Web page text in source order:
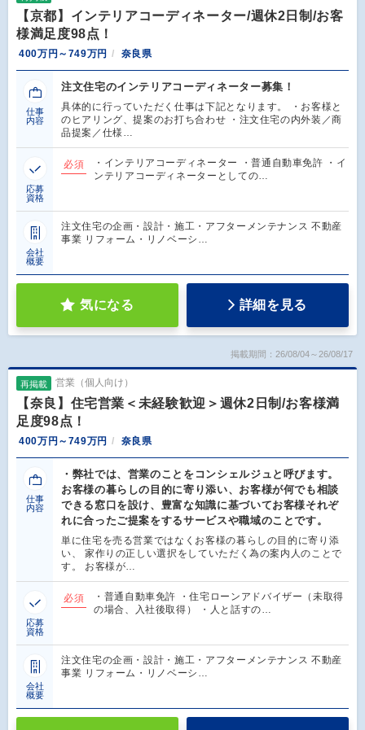
【京都】インテリアコーディネーター/週休2日制/お客
様満足度98点！
400万円～749万円 奈良県
仕事
内容
注文住宅のインテリアコーディネーター募集！
具体的に行っていただく仕事は下記となります。 ・お客様と
のヒアリング、提案のお打ち合わせ ・注文住宅の内外装／商
品提案／仕様…
応募
資格
必須
・インテリアコーディネーター ・普通自動車免許 ・イ
ンテリアコーディネーターとしての…
会社
概要
注文住宅の企画・設計・施工・アフターメンテナンス 不動産
事業 リフォーム・リノベーシ…
気になる 詳細を見る
掲載期間：26/08/04～26/08/17
再掲載 営業（個人向け）
【奈良】住宅営業＜未経験歓迎＞週休2日制/お客様満
足度98点！
400万円～749万円 奈良県
仕事
内容
・弊社では、営業のことをコンシェルジュと呼びます。
お客様の暮らしの目的に寄り添い、お客様が何でも相談
できる窓口を設け、豊富な知識に基づいてお客様それぞ
れに合ったご提案をするサービスや職域のことです。
単に住宅を売る営業ではなくお客様の暮らしの目的に寄り添
い、 家作りの正しい選択をしていただく為の案内人のことで
す。 お客様が…
応募
資格
必須
・普通自動車免許 ・住宅ローンアドバイザー（未取得
の場合、入社後取得） ・人と話すの…
会社
概要
注文住宅の企画・設計・施工・アフターメンテナンス 不動産
事業 リフォーム・リノベーシ…